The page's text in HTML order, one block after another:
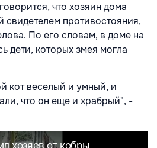
что хозяин дома
противостояния,
По его словам, в доме на
дети, которых змея могла
кот веселый и умный, и
что он еще и храбрый", -